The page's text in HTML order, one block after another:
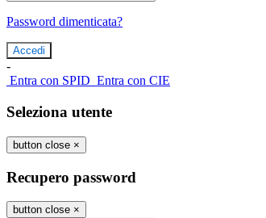
Password dimenticata?
-
Entra con SPID Entra con CIE
Seleziona utente
button close ×
Recupero password
button close ×